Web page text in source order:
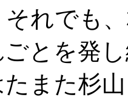
れでも
とを発
また杉